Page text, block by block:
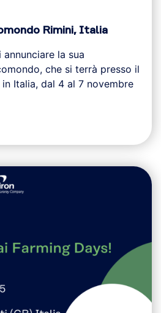
Rimini, Italia
la sua
che si terrà presso il
Italia, dal 4 al 7 novembre